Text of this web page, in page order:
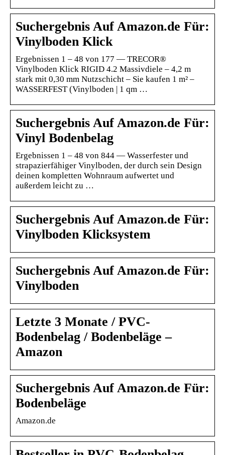
Suchergebnis Auf Amazon.de Für:
Vinylboden Klick
Ergebnissen 1 – 48 von 177 — TRECOR®
Vinylboden Klick RIGID 4.2 Massivdiele – 4,2 m
stark mit 0,30 mm Nutzschicht – Sie kaufen 1 m² –
WASSERFEST (Vinylboden | 1 qm …
Suchergebnis Auf Amazon.de Für:
Vinyl Bodenbelag
Ergebnissen 1 – 48 von 844 — Wasserfester und
strapazierfähiger Vinylboden, der durch sein Design
deinen kompletten Wohnraum aufwertet und
außerdem leicht zu …
Suchergebnis Auf Amazon.de Für:
Vinylboden Klicksystem
Suchergebnis Auf Amazon.de Für:
Vinylboden
Letzte 3 Monate / PVC-
Bodenbelag / Bodenbeläge –
Amazon
Suchergebnis Auf Amazon.de Für:
Bodenbeläge
Amazon.de